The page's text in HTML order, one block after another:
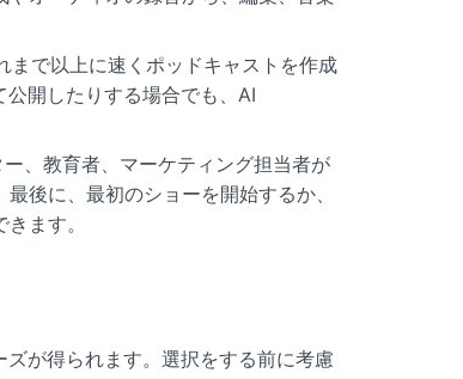
で以上に速くポッドキャストを作成
開したりする場合でも、AI
、教育者、マーケティング担当者が
後に、最初のショーを開始するか、
ます。
が得られます。選択をする前に考慮